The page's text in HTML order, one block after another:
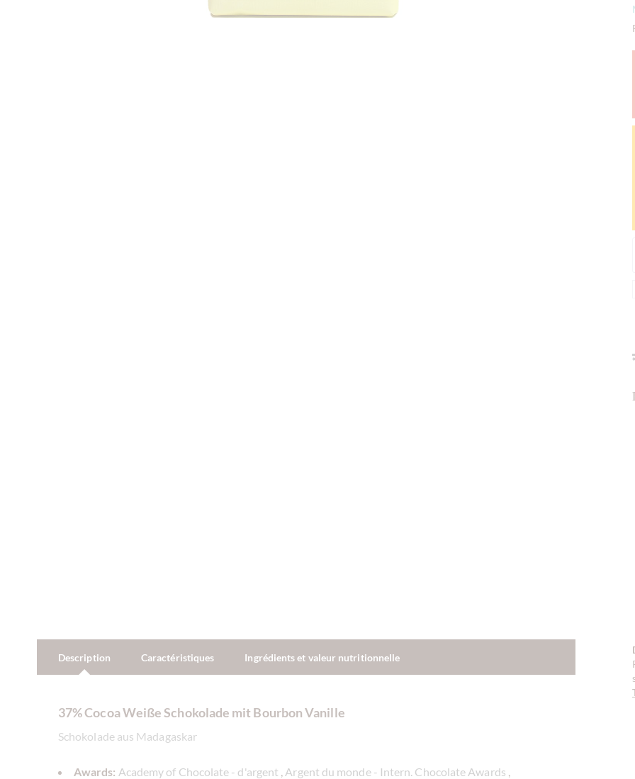
Description Caractéristiques Ingrédients et valeur nutritionnelle
37% Cocoa Weiße Schokolade mit Bourbon Vanille
Schokolade aus Madagaskar
Awards: Academy of Chocolate - d'argent , Argent du monde - Intern. Chocolate Awards ,